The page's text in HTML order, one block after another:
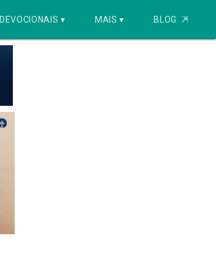
DEVOCIONAIS ▾ MAIS ▾ BLOG ⇱